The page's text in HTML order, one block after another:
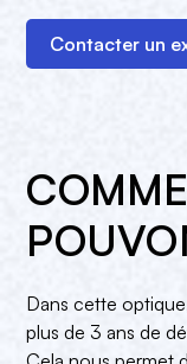
Contacter un
Dans cette
plus de 3 ans de